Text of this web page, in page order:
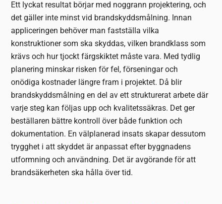
Ett lyckat resultat börjar med noggrann projektering, och
det gäller inte minst vid brandskyddsmålning. Innan
appliceringen behöver man fastställa vilka
konstruktioner som ska skyddas, vilken brandklass som
krävs och hur tjockt färgskiktet måste vara. Med tydlig
planering minskar risken för fel, förseningar och
onödiga kostnader längre fram i projektet. Då blir
brandskyddsmålning en del av ett strukturerat arbete där
varje steg kan följas upp och kvalitetssäkras. Det ger
beställaren bättre kontroll över både funktion och
dokumentation. En välplanerad insats skapar dessutom
trygghet i att skyddet är anpassat efter byggnadens
utformning och användning. Det är avgörande för att
brandsäkerheten ska hålla över tid.